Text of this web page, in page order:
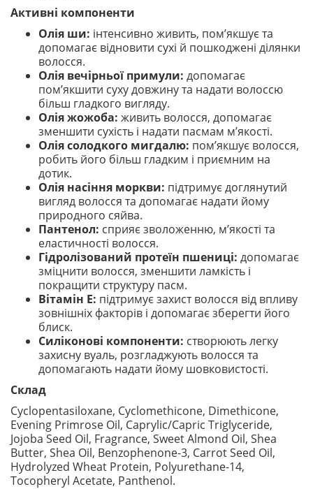
Активні компоненти
Олія ши: інтенсивно живить, пом’якшує та
допомагає відновити сухі й пошкоджені ділянки
волосся.
Олія вечірньої примули: допомагає
пом’якшити суху довжину та надати волоссю
більш гладкого вигляду.
Олія жожоба: живить волосся, допомагає
зменшити сухість і надати пасмам м’якості.
Олія солодкого мигдалю: пом’якшує волосся,
робить його більш гладким і приємним на
дотик.
Олія насіння моркви: підтримує доглянутий
вигляд волосся та допомагає надати йому
природного сяйва.
Пантенол: сприяє зволоженню, м’якості та
еластичності волосся.
Гідролізований протеїн пшениці: допомагає
зміцнити волосся, зменшити ламкість і
покращити структуру пасм.
Вітамін E: підтримує захист волосся від впливу
зовнішніх факторів і допомагає зберегти його
блиск.
Силіконові компоненти: створюють легку
захисну вуаль, розгладжують волосся та
допомагають надати йому шовковистості.
Склад
Cyclopentasiloxane, Cyclomethicone, Dimethicone,
Evening Primrose Oil, Caprylic/Capric Triglyceride,
Jojoba Seed Oil, Fragrance, Sweet Almond Oil, Shea
Butter, Shea Oil, Benzophenone-3, Carrot Seed Oil,
Hydrolyzed Wheat Protein, Polyurethane-14,
Tocopheryl Acetate, Panthenol.